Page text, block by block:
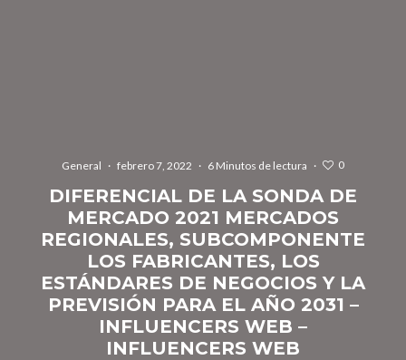
General · febrero 7, 2022 · 6 Minutos de lectura · 0
DIFERENCIAL DE LA SONDA DE
MERCADO 2021 MERCADOS
REGIONALES, SUBCOMPONENTE
LOS FABRICANTES, LOS
ESTÁNDARES DE NEGOCIOS Y LA
PREVISIÓN PARA EL AÑO 2031 –
INFLUENCERS WEB –
INFLUENCERS WEB